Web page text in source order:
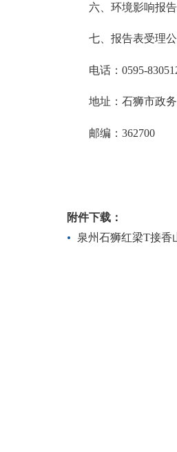
六、环境影响报告
七、报告表受理
电话： 0595-
地址：石狮市政
邮编： 362700
附件下载：
泉州石狮红梁T接香